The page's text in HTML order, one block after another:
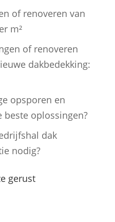
of renoveren van
m²
of renoveren
dakbedekking:
opsporen en
beste oplossingen?
dak
nodig?
gerust